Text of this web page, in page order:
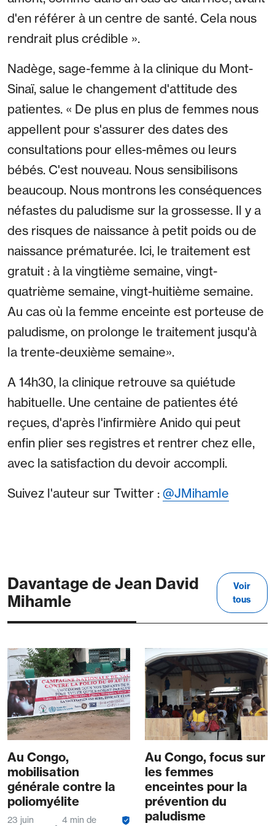
d'en référer à un centre de santé. Cela nous
rendrait plus crédible ».
Nadège, sage-femme à la clinique du Mont-
Sinaï, salue le changement d'attitude des
patientes. « De plus en plus de femmes nous
appellent pour s'assurer des dates des
consultations pour elles-mêmes ou leurs
bébés. C'est nouveau. Nous sensibilisons
beaucoup. Nous montrons les conséquences
néfastes du paludisme sur la grossesse. Il y a
des risques de naissance à petit poids ou de
naissance prématurée. Ici, le traitement est
gratuit : à la vingtième semaine, vingt-
quatrième semaine, vingt-huitième semaine.
Au cas où la femme enceinte est porteuse de
paludisme, on prolonge le traitement jusqu'à
la trente-deuxième semaine».
A 14h30, la clinique retrouve sa quiétude
habituelle. Une centaine de patientes été
reçues, d'après l'infirmière Anido qui peut
enfin plier ses registres et rentrer chez elle,
avec la satisfaction du devoir accompli.
Suivez l'auteur sur Twitter : @JMihamle
Davantage de Jean David
Mihamle
Voir
tous
Au Congo,
mobilisation
générale contre la
poliomyélite
23 juin
4 min de
Au Congo, focus sur
les femmes
enceintes pour la
prévention du
paludisme